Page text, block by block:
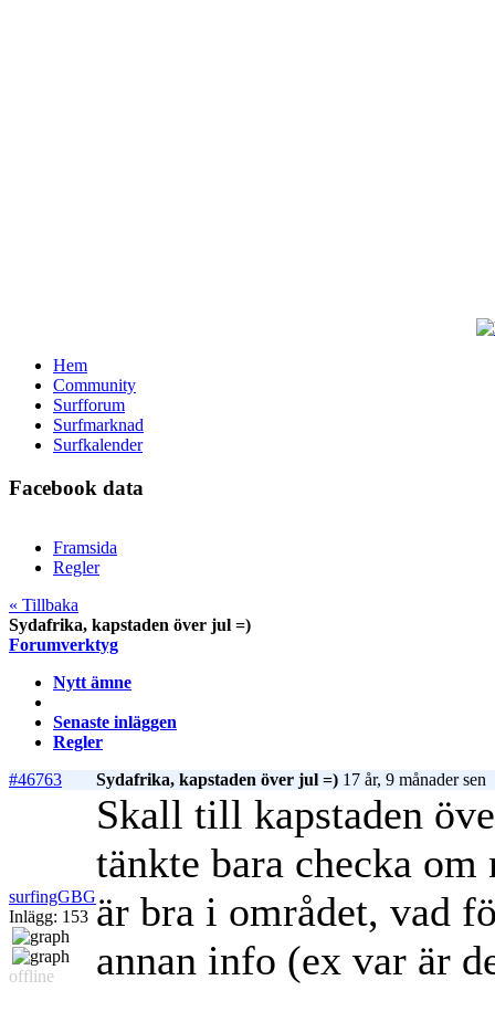
Hem
Community
Surfforum
Surfmarknad
Surfkalender
Facebook data
Framsida
Regler
« Tillbaka
Sydafrika, kapstaden över jul =)
Forumverktyg
Nytt ämne
Senaste inläggen
Regler
#46763
Sydafrika, kapstaden över jul =) 17 år, 9 månader sen
surfingGBG
Inlägg: 153
offline
Skall till kapstaden
tänkte bara checka
är bra i området, vad
annan info (ex var är